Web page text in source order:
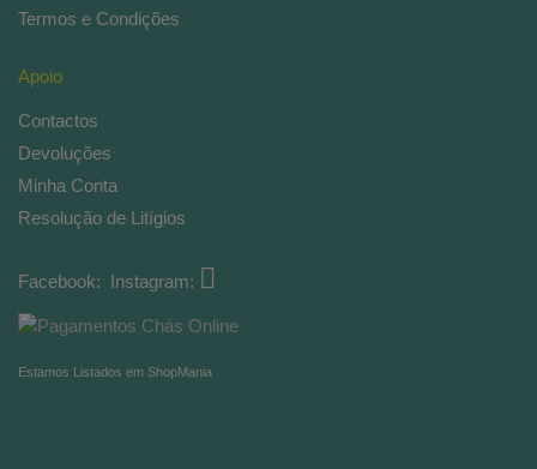
Termos e Condições
Apoio
Contactos
Devoluções
Minha Conta
Resolução de Litígios
Facebook: Instagram:
Estamos Listados em ShopMania